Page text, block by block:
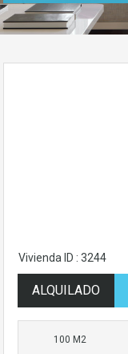
Vivienda ID : 3244
ALQUILADO
100 M2